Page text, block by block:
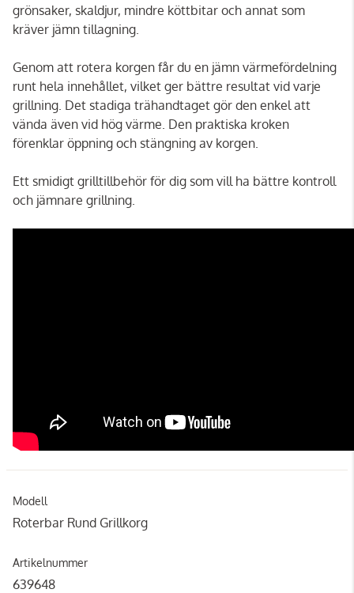
grönsaker, skaldjur, mindre köttbitar och annat som
kräver jämn tillagning.
Genom att rotera korgen får du en jämn värmefördelning
runt hela innehållet, vilket ger bättre resultat vid varje
grillning. Det stadiga trähandtaget gör den enkel att
vända även vid hög värme. Den praktiska kroken
förenklar öppning och stängning av korgen.
Ett smidigt grilltillbehör för dig som vill ha bättre kontroll
och jämnare grillning.
Modell
Roterbar Rund Grillkorg
Artikelnummer
639648